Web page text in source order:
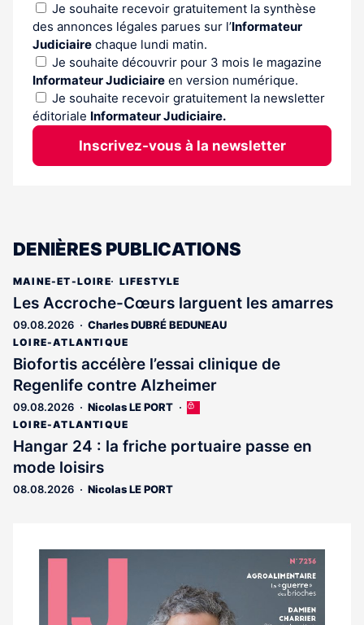
Je souhaite recevoir gratuitement la synthèse
des annonces légales parues sur l’Informateur
Judiciaire chaque lundi matin.
Je souhaite découvrir pour 3 mois le magazine
Informateur Judiciaire en version numérique.
Je souhaite recevoir gratuitement la newsletter
éditoriale Informateur Judiciaire.
Inscrivez-vous à la newsletter
DENIÈRES PUBLICATIONS
MAINE-ET-LOIRE LIFESTYLE
Les Accroche-Cœurs larguent les amarres
09.08.2026 Charles DUBRÉ BEDUNEAU
LOIRE-ATLANTIQUE
Biofortis accélère l’essai clinique de
Regenlife contre Alzheimer
09.08.2026 Nicolas LE PORT
Cet
est
réservé
LOIRE-ATLANTIQUE
Hangar 24 : la friche portuaire passe en
mode loisirs
08.08.2026 Nicolas LE PORT
Notre
magazine